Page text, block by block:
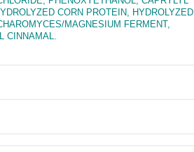
CORN PROTEIN, HYDROLYZED
MAGNESIUM FERMENT,
CINNAMAL.